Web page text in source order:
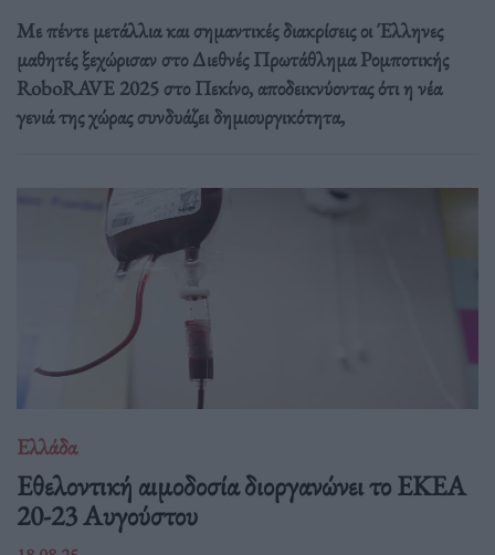
Με πέντε μετάλλια και σημαντικές διακρίσεις οι Έλληνες
μαθητές ξεχώρισαν στο Διεθνές Πρωτάθλημα Ρομποτικής
RoboRAVE 2025 στο Πεκίνο, αποδεικνύοντας ότι η νέα
γενιά της χώρας συνδυάζει δημιουργικότητα,
Ελλάδα
Eθελοντική αιμοδοσία διοργανώνει το ΕΚΕΑ
20-23 Αυγούστου